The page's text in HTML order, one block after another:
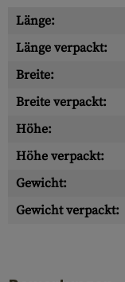
Länge:
Länge verpackt:
Breite:
Breite verpackt:
Höhe:
Höhe verpackt:
Gewicht:
Gewicht verpackt: